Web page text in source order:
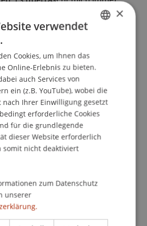
zu können. Zudem habe ich
Liechtensteiner mit
und österreichischer Kultur
Lage des Landes zwischen der
bringt natürlich eine
mit sich, die ich
musste ich mich
bedeuteten die langen
im Kontext eines
manche Geschäfte samstags
Uhr, und Geschäfte
festen Öffnungszeiten,
×
verwendet
Cookies, um Ihnen das
Online-Erlebnis zu bieten.
auch Services von
ein (z.B. YouTube), wobei die
nach Ihrer Einwilligung gesetzt
erforderliche Cookies
für die grundlegende
dieser Website erforderlich
somit nicht deaktiviert
zum Datenschutz
unserer